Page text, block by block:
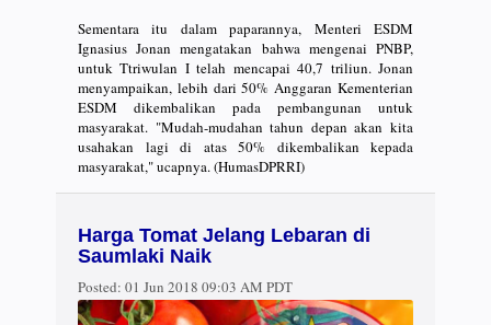
Sementara itu dalam paparannya, Menteri ESDM
Ignasius Jonan mengatakan bahwa mengenai PNBP,
untuk Ttriwulan I telah mencapai 40,7 triliun. Jonan
menyampaikan, lebih dari 50% Anggaran Kementerian
ESDM dikembalikan pada pembangunan untuk
masyarakat. "Mudah-mudahan tahun depan akan kita
usahakan lagi di atas 50% dikembalikan kepada
masyarakat," ucapnya. (HumasDPRRI)
Harga Tomat Jelang Lebaran di
Saumlaki Naik
Posted: 01 Jun 2018 09:03 AM PDT